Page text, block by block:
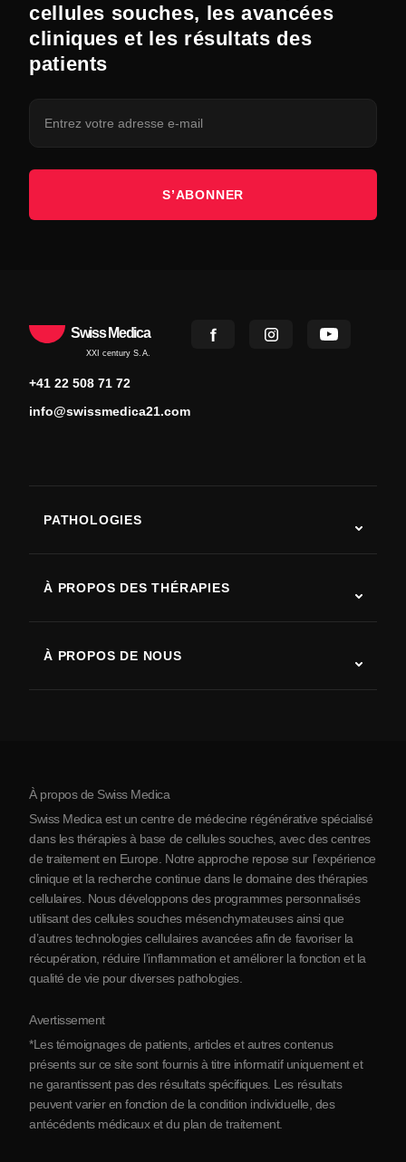
cellules souches, les avancées
cliniques et les résultats des
patients
S’ABONNER
Swiss Medica
XXI century S.A.
+41 22 508 71 72
info@swissmedica21.com
PATHOLOGIES
Maladie de Parkinson
Arthrite
À PROPOS DES THÉRAPIES
À PROPOS DE NOUS
À propos de la Serbie
Partenariats
Contact
À propos de Swiss Medica
Swiss Medica est un centre de médecine régénérative spécialisé
dans les thérapies à base de cellules souches, avec des centres
de traitement en Europe. Notre approche repose sur l’expérience
clinique et la recherche continue dans le domaine des thérapies
cellulaires. Nous développons des programmes personnalisés
utilisant des cellules souches mésenchymateuses ainsi que
d’autres technologies cellulaires avancées afin de favoriser la
récupération, réduire l’inflammation et améliorer la fonction et la
qualité de vie pour diverses pathologies.
Avertissement
*Les témoignages de patients, articles et autres contenus
présents sur ce site sont fournis à titre informatif uniquement et
ne garantissent pas des résultats spécifiques. Les résultats
peuvent varier en fonction de la condition individuelle, des
antécédents médicaux et du plan de traitement.